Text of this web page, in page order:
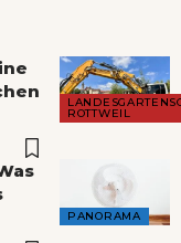
ROTTWEIL
PANORAMA